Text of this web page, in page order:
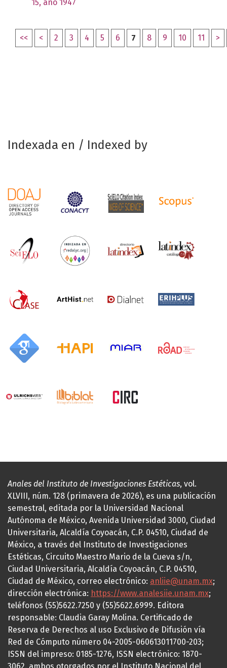
15, año 1947
<< < 2 3 4 5 6 7 8 9 10 11 >
Indexada en / Indexed by
Anales del Instituto de Investigaciones Estéticas, vol.
XLVIII, núm. 128 (primavera de 2026), es una publicación
semestral, editada por la Universidad Nacional
Autónoma de México, Avenida Universidad 3000, Ciudad
Universitaria, Alcaldía Coyoacán, C.P. 04510, Ciudad de
México, a través del Instituto de Investigaciones
Estéticas, Circuito Maestro Mario de la Cueva s/n,
Ciudad Universitaria, Alcaldía Coyoacán, C.P. 04510,
Ciudad de México, correo electrónico: anliie@unam.mx;
dirección electrónica: https://www.analesiie.unam.mx;
teléfonos (55)5622.7250 y (55)5622.6999. Editora
responsable: Claudia Garay Molina. Certificado de
Reserva de Derechos al uso Exclusivo de Difusión vía
Red de Cómputo número 04-2005-060613011700-203;
ISSN del impreso: 0185-1276, ISSN electrónico: 1870-
3062, ambos otorgados por el Instituto Nacional del